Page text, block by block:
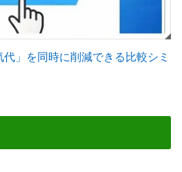
代」を同時に削減できる比較シミ